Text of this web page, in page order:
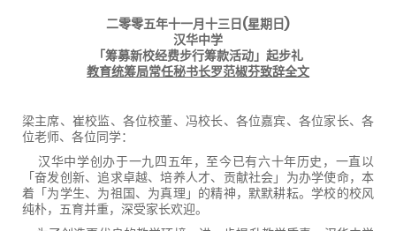
二零零五年十一月十三日(星期日)
汉华中学
「筹募新校经费步行筹款活动」起步礼
教育统筹局常任秘书长罗范椒芬致辞全文
梁主席、崔校监、各位校董、冯校长、各位嘉宾、各位家长、各
位老师、各位同学：
汉华中学创办于一九四五年，至今已有六十年历史，一直以
「奋发创新、追求卓越、培养人才、贡献社会」为办学使命，本
着「为学生、为祖国、为真理」的精神，默默耕耘。学校的校风
纯朴，五育并重，深受家长欢迎。